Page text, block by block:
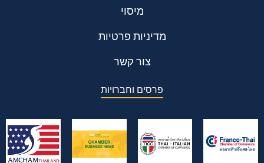
מיסוי
מדיניות פרטיות
צור קשר
פרסים וחברויות